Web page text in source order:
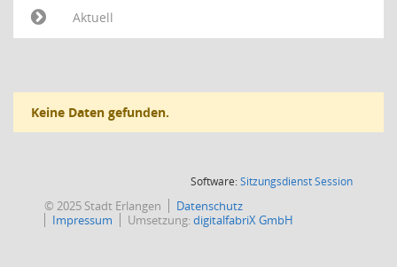
Aktuell
Keine Daten gefunden.
Software:SitzungsdienstSession(Wird in
© 2025 Stadt Erlangen
Datenschutz
Impressum
Umsetzung:digitalfabriX GmbH